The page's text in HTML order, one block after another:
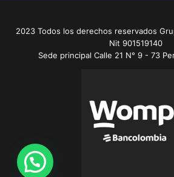
2023 Todos los derechos reservados
Nit 901519140
Sede principal Calle 21 N° 9 - 73